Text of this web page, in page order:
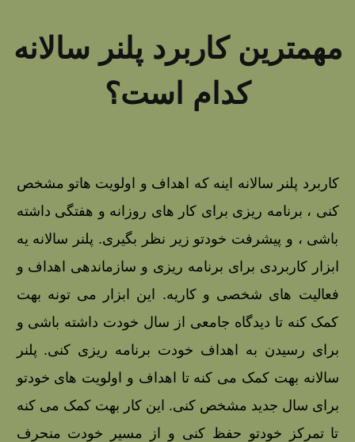
مهمترین کاربرد پلنر سالانه
کدام است؟
کاربرد پلنر سالانه اینه که اهداف و اولویت‌ هاتو مشخص
کنی ، برنامه‌ ریزی برای کار های روزانه و هفتگی داشته
باشی ، و پیشرفت خودتو زیر نظر بگیری. پلنر سالانه یه
ابزار کاربردی برای برنامه‌ ریزی و سازماندهی اهداف و
فعالیت‌ های شخصی و کاریه. این ابزار می‌ تونه بهت
کمک کنه تا دیدگاه جامعی از سال خودت داشته باشی و
برای رسیدن به اهداف خودت برنامه‌ ریزی کنی. پلنر
سالانه بهت کمک می‌ کنه تا اهداف و اولویت‌ های خودتو
برای سال جدید مشخص کنی. این کار بهت کمک می‌ کنه
تا تمرکز خودتو حفظ کنی و از مسیر خودت منحرف